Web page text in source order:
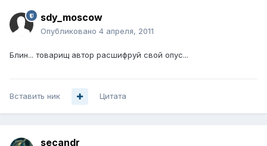
sdy_moscow
Опубликовано 4 апреля, 2011
Блин... товарищ автор расшифруй свой опус...
Вставить ник Цитата
secandr